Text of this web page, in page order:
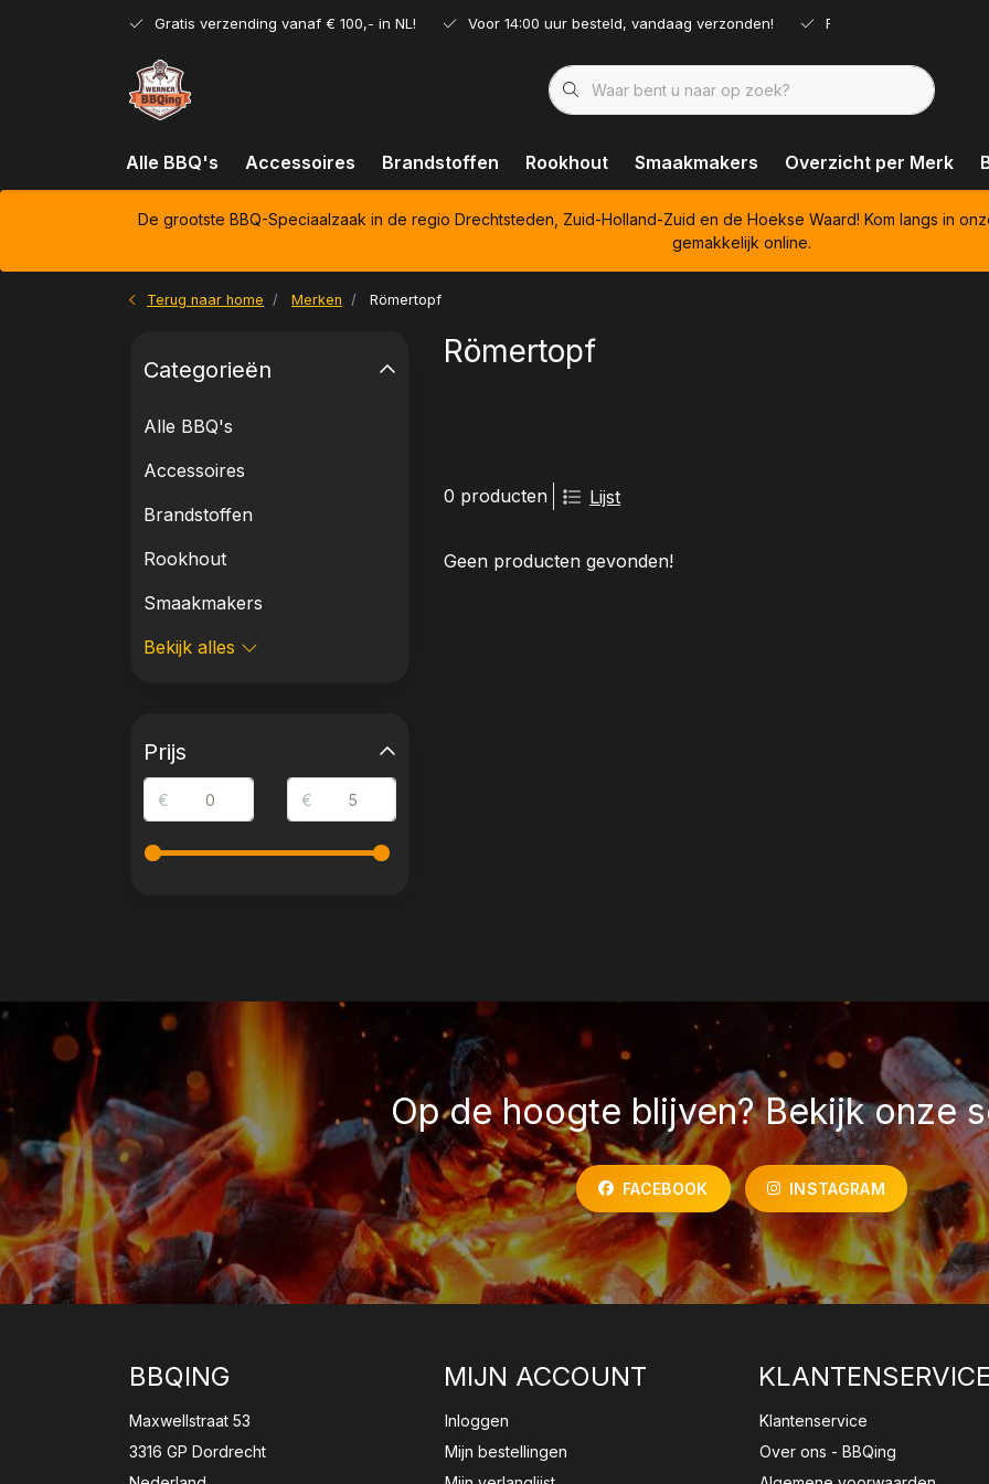
Gratis verzending vanaf € 100,- in NL! Voor 14:00 uur besteld, vandaag verzonden! Ruim assortiment!
Alle BBQ's Accessoires Brandstoffen Rookhout Smaakmakers Overzicht per Merk
De grootste BBQ-Speciaalzaak in de regio Drechtsteden, Zuid-Holland-Zuid en de Hoekse Waard! Kom langs in
gemakkelijk online.
Terug naar home Merken Römertopf
Römertopf
0 producten Lijst
Geen producten gevonden!
Categorieën
Alle BBQ's
Accessoires
Brandstoffen
Rookhout
Smaakmakers
Bekijk alles
Prijs
€ €
Op de hoogte blijven? Bekijk onze
FACEBOOK INSTAGRAM
BBQING
Maxwellstraat 53
3316 GP Dordrecht
MIJN ACCOUNT
Inloggen
Mijn bestellingen
KLANTENSERVICE
Klantenservice
Over ons - BBQing